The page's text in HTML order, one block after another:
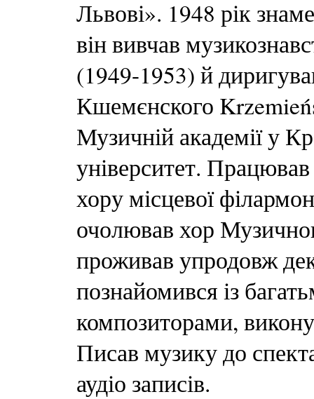
Львові». 1948 рік
він вивчав
(1949-1953) й
Кшемєнского
Музичній академії у
університет.
хору місцевої
очолював хор
проживав упродовж
познайомився із
композиторами,
Писав музику до
аудіо записів.